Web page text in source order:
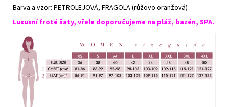
Barva a vzor: PETROLEJOVÁ, FRAGOLA (růžovo oranžová)
Luxusní froté šaty, vřele doporučujeme na pláž, bazén, SPA.